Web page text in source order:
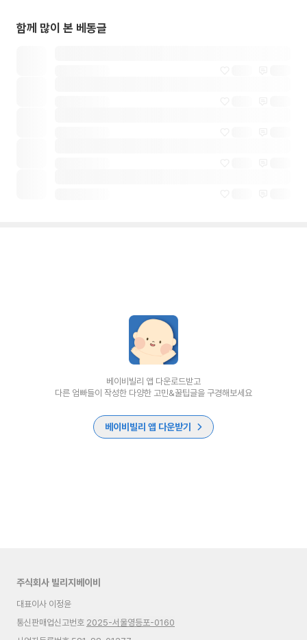
함께 많이 본 베동글
베이비빌리 앱 다운로드받고
다른 엄빠들이 작성한 다양한 고민&꿀팁글을 구경해보세요
베이비빌리 앱 다운받기
주식회사 빌리지베이비
대표이사 이정윤
통신판매업신고번호 2025-서울영등포-0160